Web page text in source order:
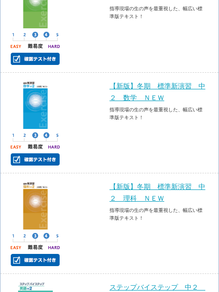
指導現場の生の声を最重視した、幅広い標
準版テキスト！
【新版】冬期 標準新演習 中
２ 数学 ＮＥＷ
指導現場の生の声を最重視した、幅広い標
準版テキスト！
【新版】冬期 標準新演習 中
２ 理科 ＮＥＷ
指導現場の生の声を最重視した、幅広い標
準版テキスト！
ステップバイステップ 中２